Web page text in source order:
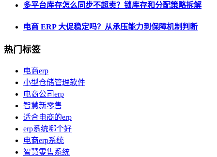
多平台库存怎么同步不超卖？锁库存和分配策略拆解
电商 ERP 大促稳定吗？从承压能力到保障机制判断
热门标签
电商erp
小型仓储管理软件
电商公司erp
智慧新零售
适合电商的erp
erp系统哪个好
电商erp系统
智慧零售系统